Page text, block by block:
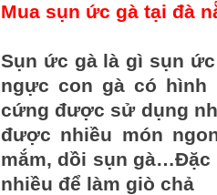
Mua sụn ức gà tại đà
Sụn ức gà là gì sụn
ngực con gà có hình
cứng được sử dụng
được nhiều món
mắm, dồi sụn gà…Đặc
nhiều để làm giò chả